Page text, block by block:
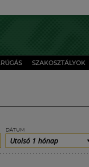
SZAKOSZTÁLYOK
DÁTUM
Utolsó 1 hónap